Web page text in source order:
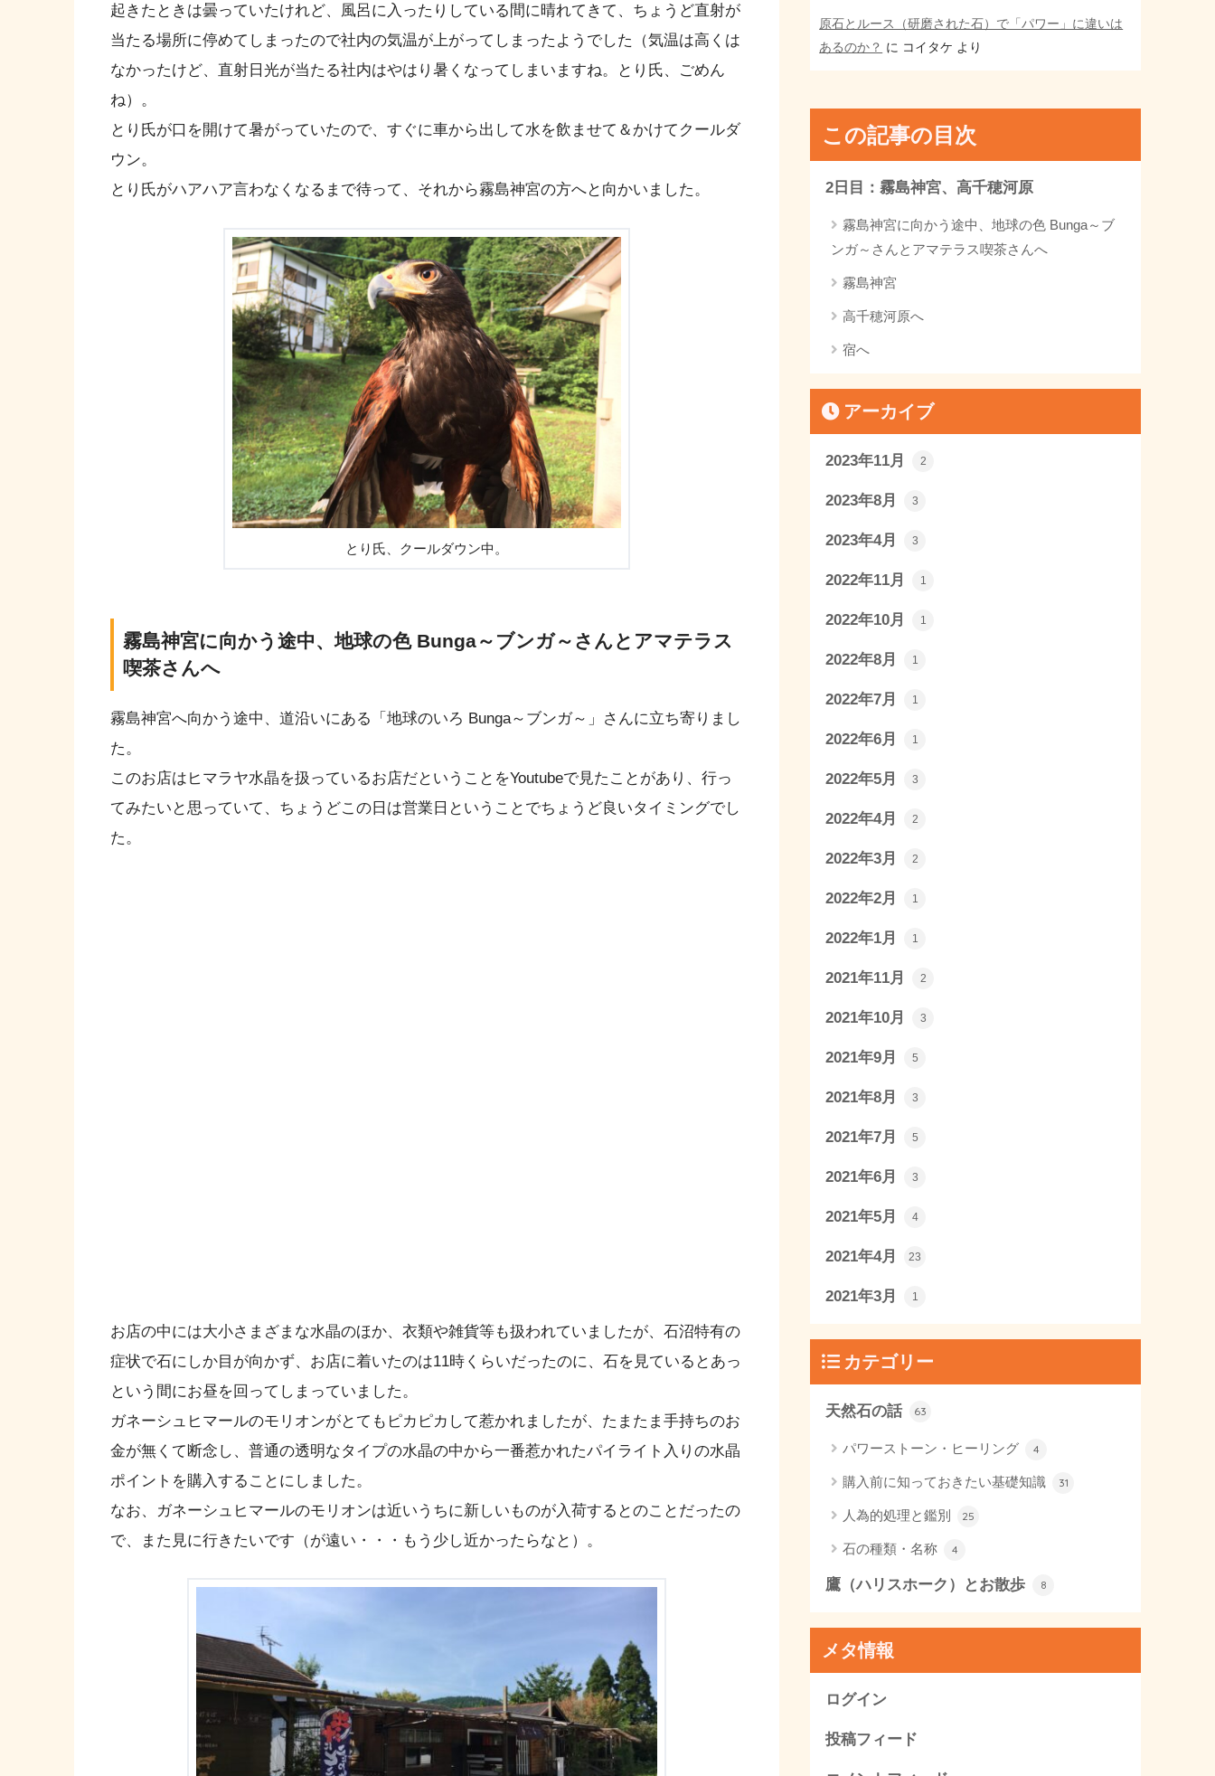
起きたときは曇っていたけれど、風呂に入ったりしている間に晴れてきて、ちょうど直射が
当たる場所に停めてしまったので社内の気温が上がってしまったようでした（気温は高くは
なかったけど、直射日光が当たる社内はやはり暑くなってしまいますね。とり氏、ごめん
ね）。
とり氏が口を開けて暑がっていたので、すぐに車から出して水を飲ませて＆かけてクールダ
ウン。
とり氏がハアハア言わなくなるまで待って、それから霧島神宮の方へと向かいました。
とり氏、クールダウン中。
霧島神宮に向かう途中、地球の色 Bunga～ブンガ～さんとアマテラス
喫茶さんへ
霧島神宮へ向かう途中、道沿いにある「地球のいろ Bunga～ブンガ～」さんに立ち寄りまし
た。
このお店はヒマラヤ水晶を扱っているお店だということをYoutubeで見たことがあり、行っ
てみたいと思っていて、ちょうどこの日は営業日ということでちょうど良いタイミングでし
た。
お店の中には大小さまざまな水晶のほか、衣類や雑貨等も扱われていましたが、石沼特有の
症状で石にしか目が向かず、お店に着いたのは11時くらいだったのに、石を見ているとあっ
という間にお昼を回ってしまっていました。
ガネーシュヒマールのモリオンがとてもピカピカして惹かれましたが、たまたま手持ちのお
金が無くて断念し、普通の透明なタイプの水晶の中から一番惹かれたパイライト入りの水晶
ポイントを購入することにしました。
なお、ガネーシュヒマールのモリオンは近いうちに新しいものが入荷するとのことだったの
で、また見に行きたいです（が遠い・・・もう少し近かったらなと）。
原石とルース（研磨された石）で「パワー」に違いは
あるのか？ に コイタケ より
この記事の目次
2日目：霧島神宮、高千穂河原
霧島神宮に向かう途中、地球の色 Bunga～ブ
ンガ～さんとアマテラス喫茶さんへ
霧島神宮
高千穂河原へ
宿へ
アーカイブ
2023年11月 2
2023年8月 3
2023年4月 3
2022年11月 1
2022年10月 1
2022年8月 1
2022年7月 1
2022年6月 1
2022年5月 3
2022年4月 2
2022年3月 2
2022年2月 1
2022年1月 1
2021年11月 2
2021年10月 3
2021年9月 5
2021年8月 3
2021年7月 5
2021年6月 3
2021年5月 4
2021年4月 23
2021年3月 1
カテゴリー
天然石の話 63
パワーストーン・ヒーリング 4
購入前に知っておきたい基礎知識 31
人為的処理と鑑別 25
石の種類・名称 4
鷹（ハリスホーク）とお散歩 8
メタ情報
ログイン
投稿フィード